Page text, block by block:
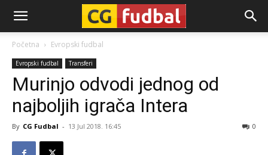
CG-
Fudbal
Početna Evropski fudbal
Evropski fudbal Transferi
Murinjo odvodi jednog od
najboljih igrača Intera
By CG Fudbal - 13 Jul 2018. 16:45 0